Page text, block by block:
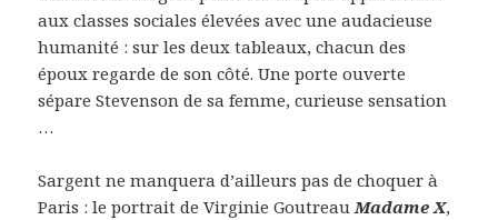
aux classes sociales élevées avec une audacieuse
humanité : sur les deux tableaux, chacun des
époux regarde de son côté. Une porte ouverte
sépare Stevenson de sa femme, curieuse sensation
…
Sargent ne manquera d’ailleurs pas de choquer à
Paris : le portrait de Virginie GoutreauMadame X,